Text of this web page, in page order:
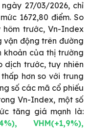
27/03/2026, chỉ
1672,80 điểm. So
trước, Vn-Index
vận động trên đường
khoản của thị trường
dịch trước, tuy nhiên
hơn so với trung
số các mã cổ phiếu
Vn-Index, một số
tăng giá mạnh là:
VHM(+1,9%),